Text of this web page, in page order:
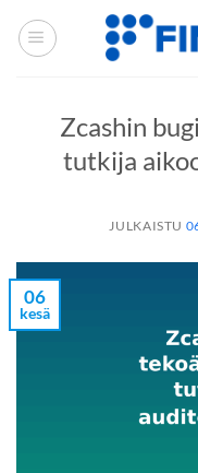
Siirry
sisältöön
Zcashin
tutkija
JULKAISTU
06
kesä